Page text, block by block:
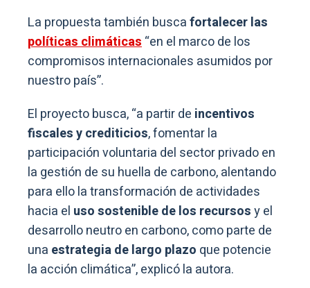
La propuesta también buscafortalecer las
políticas climáticas“en el marco de los
compromisos internacionales asumidos por
nuestro país”.
El proyecto busca, “a partir de incentivos
fiscales y crediticios, fomentar la
participación voluntaria del sector privado en
la gestión de su huella de carbono, alentando
para ello la transformación de actividades
hacia el uso sostenible de los recursosy el
desarrollo neutro en carbono, como parte de
una estrategia de largo plazo que potencie
la acción climática”, explicó la autora.